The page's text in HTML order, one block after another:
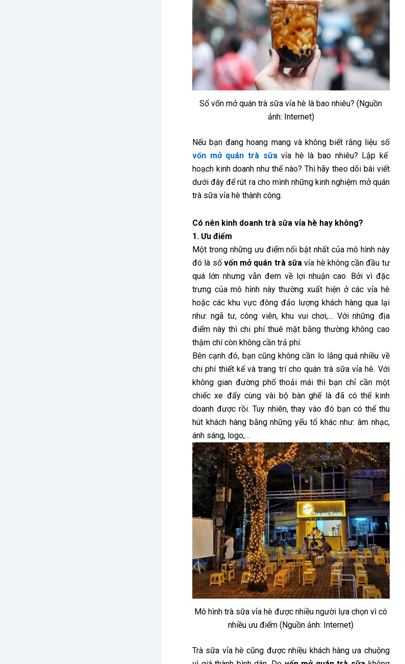
Số vốn mở quán trà sữa vỉa hè là bao nhiêu? (Nguồn
ảnh: Internet)
Nếu bạn đang hoang mang và không biết rằng liệu số
vốn mở quán trà sữavỉa hè là bao nhiêu? Lập kế
hoạch kinh doanh như thế nào? Thì hãy theo dõi bài viết
dưới đây để rút ra cho mình những kinh nghiệm mở quán
trà sữa vỉa hè thành công.
Có nên kinh doanh trà sữa vỉa hè hay không?
1. Ưu điểm
Một trong những ưu điểm nổi bật nhất của mô hình này
đó là số vốn mở quán trà sữavỉa hè không cần đầu tư
quá lớn nhưng vẫn đem về lợi nhuận cao. Bởi vì đặc
trưng của mô hình này thường xuất hiện ở các vỉa hè
hoặc các khu vực đông đảo lượng khách hàng qua lại
như: ngã tư, công viên, khu vui chơi,… Với những địa
điểm này thì chi phí thuê mặt bằng thường không cao
thậm chí còn không cần trả phí.
Bên cạnh đó, bạn cũng không cần lo lắng quá nhiều về
chi phí thiết kế và trang trí cho quán trà sữa vỉa hè. Với
không gian đường phố thoải mái thì bạn chỉ cần một
chiếc xe đẩy cùng vài bộ bàn ghế là đã có thể kinh
doanh được rồi. Tuy nhiên, thay vào đó bạn có thể thu
hút khách hàng bằng những yếu tố khác như: âm nhạc,
ánh sáng, logo,…
Mô hình trà sữa vỉa hè được nhiều người lựa chọn vì có
nhiều ưu điểm (Nguồn ảnh: Internet)
Trà sữa vỉa hè cũng được nhiều khách hàng ưa chuộng